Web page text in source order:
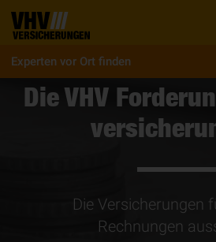
Experten vor Ort finden
Die VHV
Die Versicherungen
Rechnungen